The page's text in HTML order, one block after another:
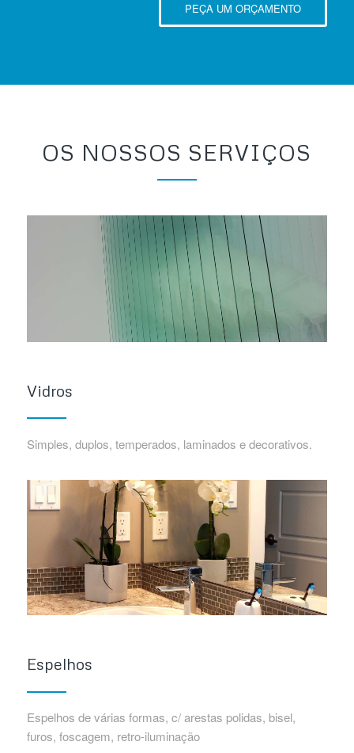
PEÇA UM ORÇAMENTO
OS NOSSOS SERVIÇOS
Vidros
Simples, duplos, temperados, laminados e decorativos.
Espelhos
Espelhos de várias formas, c/ arestas polidas, bisel,
furos, foscagem, retro-iluminação